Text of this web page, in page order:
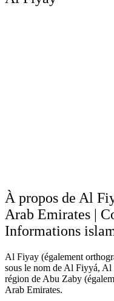
À propos de Al
Arab Emirates |
Informations
Al Fiyay (également
sous le nom de Al Fiyyá, Al
région de Abu Zaby
Arab Emirates.